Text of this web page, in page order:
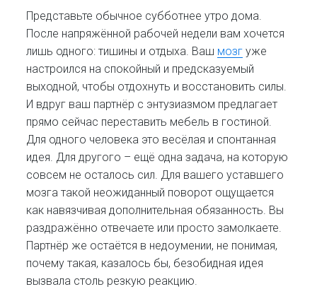
Представьте обычное субботнее утро дома.
После напряжённой рабочей недели вам хочется
лишь одного: тишины и отдыха. Ваш мозг уже
настроился на спокойный и предсказуемый
выходной, чтобы отдохнуть и восстановить силы.
И вдруг ваш партнёр с энтузиазмом предлагает
прямо сейчас переставить мебель в гостиной.
Для одного человека это весёлая и спонтанная
идея. Для другого – ещё одна задача, на которую
совсем не осталось сил. Для вашего уставшего
мозга такой неожиданный поворот ощущается
как навязчивая дополнительная обязанность. Вы
раздражённо отвечаете или просто замолкаете.
Партнёр же остаётся в недоумении, не понимая,
почему такая, казалось бы, безобидная идея
вызвала столь резкую реакцию.